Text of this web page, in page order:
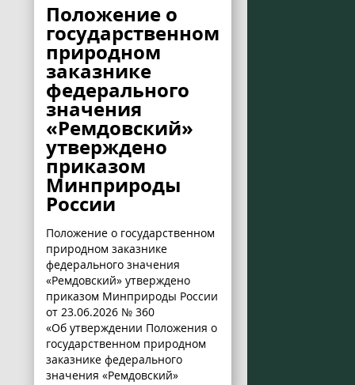
Положение о
государственном
природном
заказнике
федерального
значения
«Ремдовский»
утверждено
приказом
Минприроды
России
Положение о государственном
природном заказнике
федерального значения
«Ремдовский» утверждено
приказом Минприроды России
от 23.06.2026 № 360
«Об утверждении Положения о
государственном природном
заказнике федерального
значения «Ремдовский»